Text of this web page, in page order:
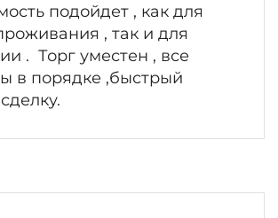
подойдет , как для
, так и для
. Торг уместен , все
в порядке ,быстрый